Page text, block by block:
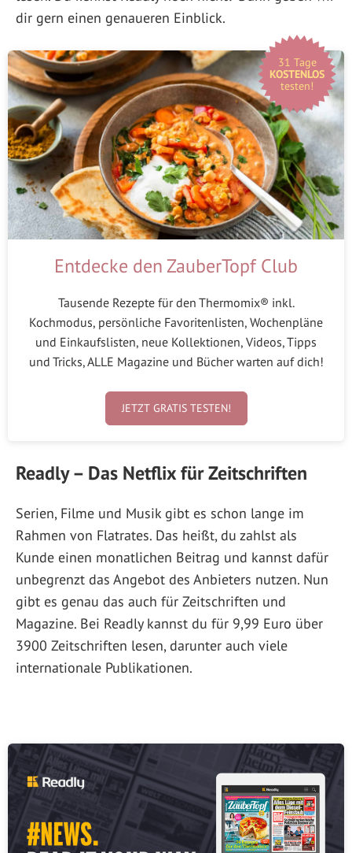
dir gern einen genaueren Einblick.
31 Tage
KOSTENLOS
testen!
Entdecke den ZauberTopf Club
Tausende Rezepte für den Thermomix® inkl.
Kochmodus, persönliche Favoritenlisten, Wochenpläne
und Einkaufslisten, neue Kollektionen, Videos, Tipps
und Tricks, ALLE Magazine und Bücher warten auf dich!
JETZT GRATIS TESTEN!
Readly – Das Netflix für Zeitschriften
Serien, Filme und Musik gibt es schon lange im
Rahmen von Flatrates. Das heißt, du zahlst als
Kunde einen monatlichen Beitrag und kannst dafür
unbegrenzt das Angebot des Anbieters nutzen. Nun
gibt es genau das auch für Zeitschriften und
Magazine. Bei Readly kannst du für 9,99 Euro über
3900 Zeitschriften lesen, darunter auch viele
internationale Publikationen.